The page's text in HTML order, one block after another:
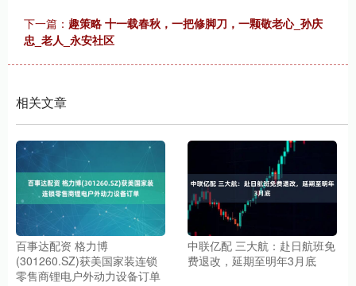
下一篇： 趣策略 十一载春秋，一把修脚刀，一颗敬老心_孙庆
忠_老人_永安社区
相关文章
百事达配资 格力博
(301260.SZ)获美国家装连锁
零售商锂电户外动力设备订单
中联亿配 三大航：赴日航班免
费退改，延期至明年3月底